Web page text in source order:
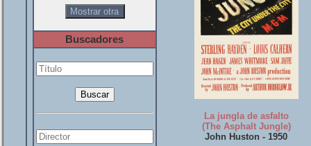
Buscadores
La jungla de asfalto
(The Asphalt Jungle)
John Huston - 1950